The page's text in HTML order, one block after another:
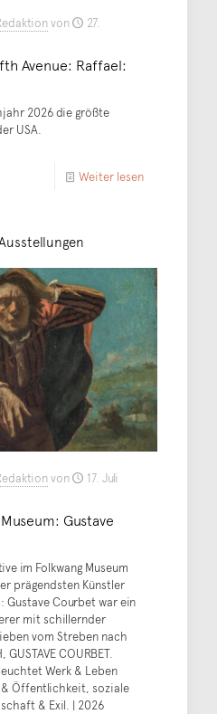
von
27.
Avenue: Raffael:
2026 die größte
USA.
Weiter lesen
von
17. Juli
Gustave
im Folkwang Museum
prägendsten Künstler
Gustave Courbet war ein
mit schillernder
vom Streben nach
COURBET.
Werk & Leben
Öffentlichkeit, soziale
& Exil. | 2026